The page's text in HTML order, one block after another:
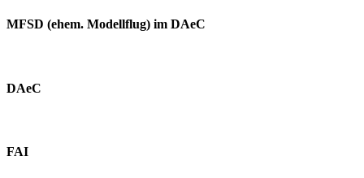
MFSD (ehem. Modellflug) im DAeC
DAeC
FAI